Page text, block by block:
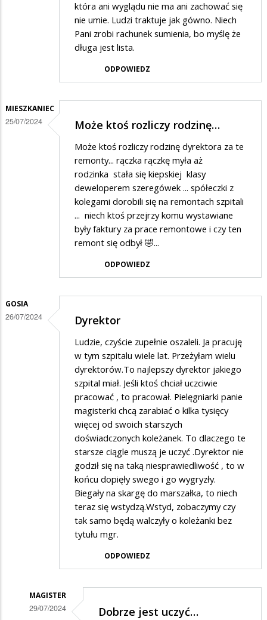
która ani wyglądu nie ma ani zachować się
nie umie. Ludzi traktuje jak gówno. Niech
Pani zrobi rachunek sumienia, bo myślę że
długa jest lista.
ODPOWIEDZ
MIESZKANIEC
25/07/2024 Może ktoś rozliczy rodzinę…
Może ktoś rozliczy rodzinę dyrektora za te
remonty... rączka rączkę myła aż
rodzinka stała się kiepskiej klasy
deweloperem szeregówek ... spółeczki z
kolegami dorobili się na remontach szpitali
... niech ktoś przejrzy komu wystawiane
były faktury za prace remontowe i czy ten
remont się odbył 🤣...
ODPOWIEDZ
GOSIA
26/07/2024 Dyrektor
Ludzie, czyście zupełnie oszaleli. Ja pracuję
w tym szpitalu wiele lat. Przeżyłam wielu
dyrektorów.To najlepszy dyrektor jakiego
szpital miał. Jeśli ktoś chciał uczciwie
pracować , to pracował. Pielęgniarki panie
magisterki chcą zarabiać o kilka tysięcy
więcej od swoich starszych
doświadczonych koleżanek. To dlaczego te
starsze ciągle muszą je uczyć .Dyrektor nie
godził się na taką niesprawiedliwość , to w
końcu dopięły swego i go wygryzły.
Biegały na skargę do marszałka, to niech
teraz się wstydzą.Wstyd, zobaczymy czy
tak samo będą walczyły o koleżanki bez
tytułu mgr.
ODPOWIEDZ
MAGISTER
29/07/2024 Dobrze jest uczyć…